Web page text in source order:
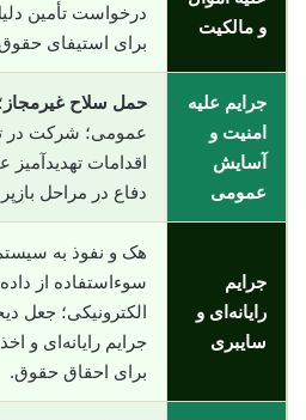
و مالکیت
درخواست تأمین
برای استیفای
جرایم علیه
امنیت و
آسایش
عمومی
حمل سلاح غیرمجاز
عمومی؛ شرکت در
اقدامات تهدیدآمیز
دفاع در مراحل
جرایم
رایانه‌ای و
سایبری
هک و نفوذ به
سوء‌استفاده از
الکترونیکی؛ جعل
جرایم رایانه‌ای و
برای احقاق حقوق.